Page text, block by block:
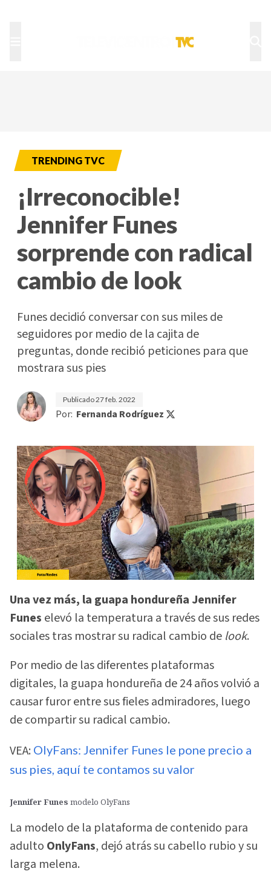
TRENDING TVC
¡Irreconocible!
Jennifer Funes
sorprende con radical
cambio de look
Funes decidió conversar con sus miles de
seguidores por medio de la cajita de
preguntas, donde recibió peticiones para que
mostrara sus pies
Publicado27 feb. 2022
Por: Fernanda Rodríguez
Una vez más, la guapa hondureña Jennifer
Funes elevó la temperatura a través de sus redes
sociales tras mostrar su radical cambio de look.
Por medio de las diferentes plataformas
digitales, la guapa hondureña de 24 años volvió a
causar furor entre sus fieles admiradores, luego
de compartir su radical cambio.
VEA: OlyFans: Jennifer Funes le pone precio a
sus pies, aquí te contamos su valor
Jennifer Funes modelo OlyFans
La modelo de la plataforma de contenido para
adulto OnlyFans, dejó atrás su cabello rubio y su
larga melena.